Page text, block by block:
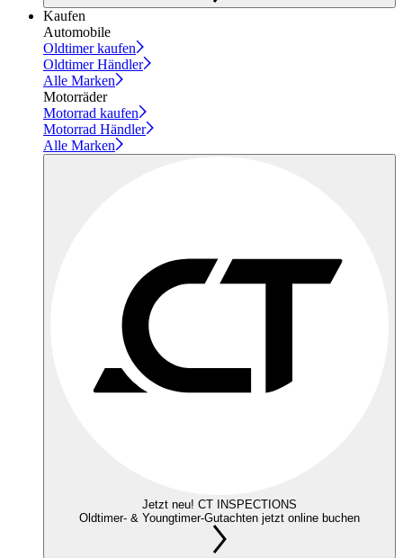
Kaufen
Automobile
Oldtimer kaufen
Oldtimer Händler
Alle Marken
Motorräder
Motorrad kaufen
Motorrad Händler
Alle Marken
Jetzt neu! CT INSPECTIONS
Oldtimer- & Youngtimer-Gutachten jetzt online buchen